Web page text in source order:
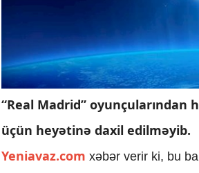
“Real Madrid”
üçün heyətinə daxil edilməyib.
Yeniavaz.com xəbər verir ki, bu